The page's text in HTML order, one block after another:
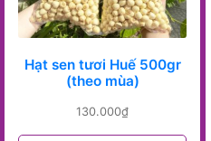
Hạt sen tươi Huế 500gr
(theo mùa)
130.000₫